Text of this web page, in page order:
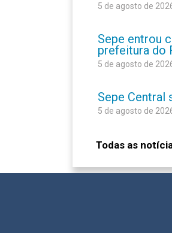
5 de agosto de
Sepe entrou
prefeitura do
5 de agosto de
Sepe Central
5 de agosto de
Todas as